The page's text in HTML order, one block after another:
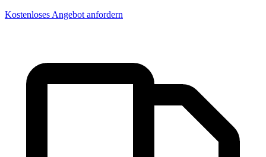
Kostenloses Angebot anfordern